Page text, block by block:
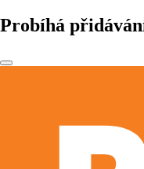
Probíhá